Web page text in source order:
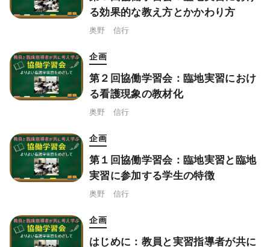
る効果的な教え方とかかわり方
奥野 信行
企画
第２回協働学習会：臨地実習におけ
る看護現象の教材化
奥野 信行
企画
第１回協働学習会：臨地実習と臨地
実習に参加する学生の特徴
奥野 信行
企画
はじめに：教員と実習指導者が共に